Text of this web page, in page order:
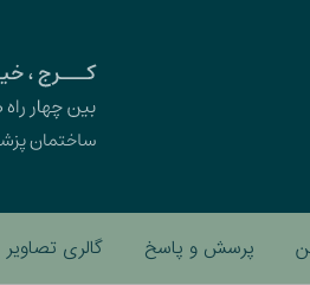
پرسش و پاسخ گالری تصاویر